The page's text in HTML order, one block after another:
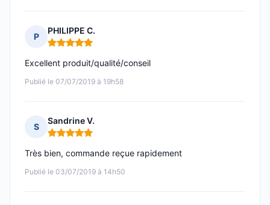
P
PHILIPPE C.
Note : 5 sur 5
Publié le 07/07/2019 à 19h58
Excellent produit/qualité/conseil
S
Sandrine V.
Note : 5 sur 5
Publié le 03/07/2019 à 14h50
Très bien, commande reçue rapidement